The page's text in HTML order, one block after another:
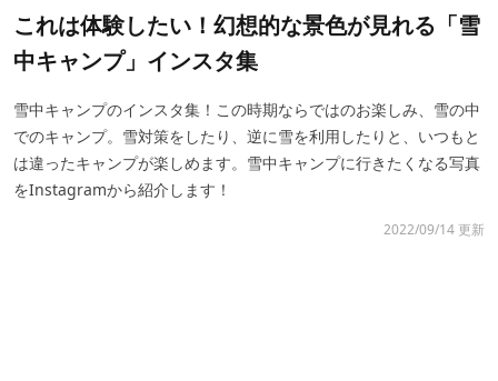
これは体験したい！幻想的な景色が見れる「雪
中キャンプ」インスタ集
雪中キャンプのインスタ集！この時期ならではのお楽しみ、雪の中
でのキャンプ。雪対策をしたり、逆に雪を利用したりと、いつもと
は違ったキャンプが楽しめます。雪中キャンプに行きたくなる写真
をInstagramから紹介します！
2022/09/14 更新